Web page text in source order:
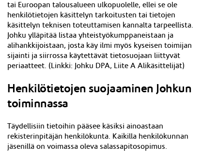
tai Euroopan talousalueen ulkopuolelle, ellei se ole
henkilötietojen käsittelyn tarkoitusten tai tietojen
käsittelyn teknisen toteuttamisen kannalta tarpeellista.
Johku ylläpitää listaa yhteistyökumppaneistaan ja
alihankkijoistaan, josta käy ilmi myös kyseisen toimijan
sijainti ja siirrossa käytettävät tietosuojaan liittyvät
periaatteet. (Linkki: Johku DPA, Liite A Alikäsittelijät)
Henkilötietojen suojaaminen Johkun
toiminnassa
Täydellisiin tietoihin pääsee käsiksi ainoastaan
rekisterinpitäjän henkilökunta. Kaikilla henkilökunnan
jäsenillä on voimassa oleva salassapitosopimus.